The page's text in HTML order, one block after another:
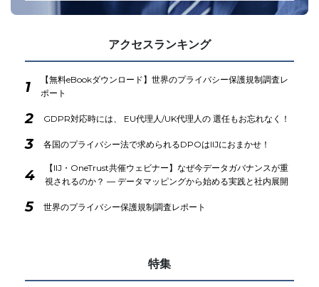
アクセスランキング
1
【無料eBookダウンロード】世界のプライバシー保護規制調査レ
ポート
2 GDPR対応時には、 EU代理人/UK代理人の 選任もお忘れなく！
3 各国のプライバシー法で求められるDPOはIIJにおまかせ！
4
【IIJ・OneTrust共催ウェビナー】なぜ今データガバナンスが重
視されるのか？ ― データマッピングから始める実践と社内展開
5 世界のプライバシー保護規制調査レポート
特集